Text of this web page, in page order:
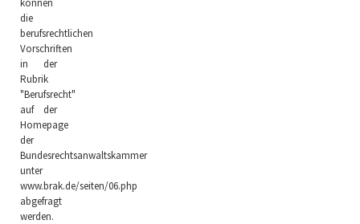
die
berufsrechtlichen
Vorschriften
in der
Rubrik
"Berufsrecht"
auf der
Homepage
der
Bundesrechtsanwaltskammer
unter
www.brak.de/seiten/06.php
abgefragt
werden.